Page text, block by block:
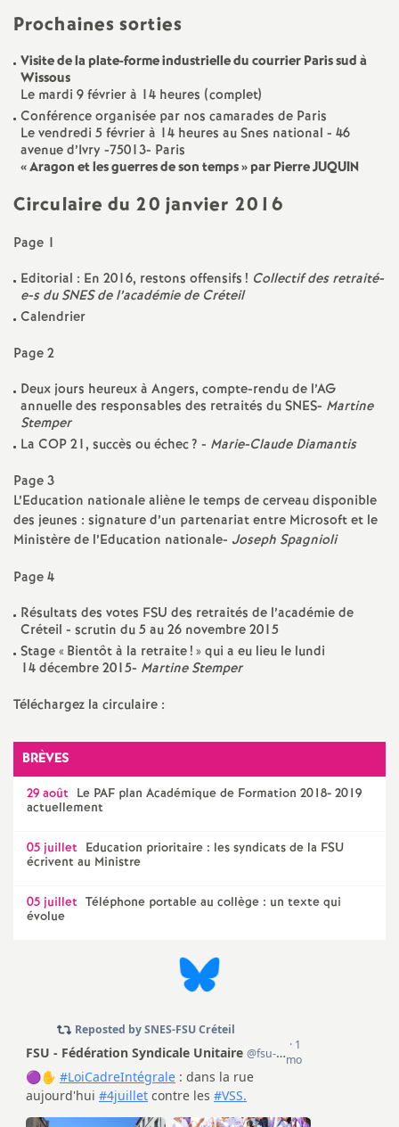
n
s
e
n
m
e
t
d
e
e
c
o
g
r
Prochaines sorties
Visite de la plate-forme industrielle du courrier Paris sud à
Wissous
Le mardi 9 février à 14 heures (complet)
Conférence organisée par nos camarades de Paris
Le vendredi 5 février à 14 heures au Snes national - 46
avenue d’Ivry -75013- Paris
«Aragon et les guerres de son temps» par PierreJUQUIN
Circulaire du 20 janvier 2016
Page 1
Editorial : En 2016, restons offensifs ! Collectif des retraité-
e-s duSNESde l’académie de Créteil
Calendrier
Page 2
Deux jours heureux à Angers, compte-rendu de l’AG
annuelle des responsables des retraités duSNES- Martine
Stemper
La COP21, succès ou échec? - Marie-Claude Diamantis
Page 3
L’Education nationale aliène le temps de cerveau disponible
des jeunes : signature d’un partenariat entre Microsoft et le
Ministère de l’Education nationale- Joseph Spagnioli
Page 4
Résultats des votes FSU des retraités de l’académie de
Créteil - scrutin du 5 au 26 novembre 2015
Stage «Bientôt à la retraite!» qui a eu lieu le lundi
14 décembre 2015- Martine Stemper
Téléchargez la circulaire :
BRÈVES
29 août Le PAF plan Académique de Formation 2018- 2019
actuellement
05 juillet Education prioritaire : les syndicats de la FSU
écrivent au Ministre
05 juillet Téléphone portable au collège : un texte qui
évolue